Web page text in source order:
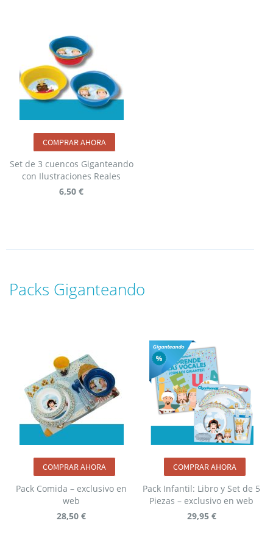
Set de 3 cuencos Giganteando
con Ilustraciones Reales
COMPRAR AHORA
6,50 €
Packs Giganteando
Pack Comida – exclusivo en
web
COMPRAR AHORA
28,50 €
Pack Infantil: Libro y Set de 5
Piezas – exclusivo en web
COMPRAR AHORA
29,95 €